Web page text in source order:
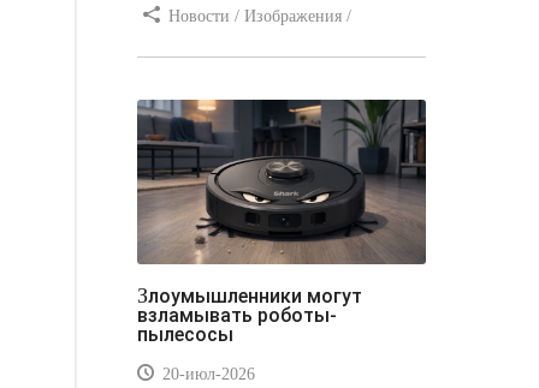
Новости / Изображения /
/ Вёрстка / Видео уроки
Злоумышленники могут
взламывать роботы-
пылесосы
20-июл-2026